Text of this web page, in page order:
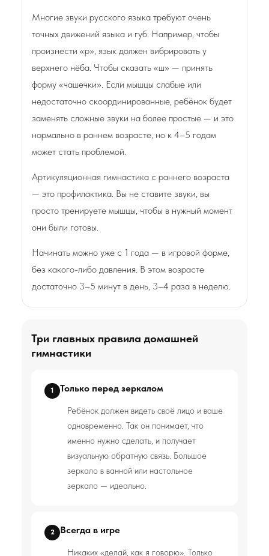
Многие звуки русского языка требуют очень
точных движений языка и губ. Например, чтобы
произнести «р», язык должен вибрировать у
верхнего нёба. Чтобы сказать «ш» — принять
форму «чашечки». Если мышцы слабые или
недостаточно скоординированные, ребёнок будет
заменять сложные звуки на более простые — и это
нормально в раннем возрасте, но к 4–5 годам
может стать проблемой.
Артикуляционная гимнастика с раннего возраста
— это профилактика. Вы не ставите звуки, вы
просто тренируете мышцы, чтобы в нужный момент
они были готовы.
Начинать можно уже с 1 года — в игровой форме,
без какого-либо давления. В этом возрасте
достаточно 3–5 минут в день, 3–4 раза в неделю.
Три главных правила домашней
гимнастики
1 Только перед зеркалом
Ребёнок должен видеть своё лицо и ваше
одновременно. Так он понимает, что
именно нужно сделать, и получает
визуальную обратную связь. Большое
зеркало в ванной или настольное
зеркало — идеально.
2 Всегда в игре
Никаких «делай, как я говорю». Только